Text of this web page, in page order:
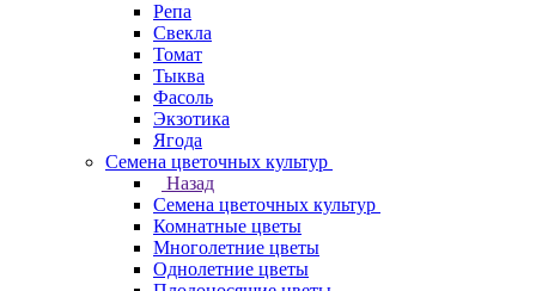
Репа
Свекла
Томат
Тыква
Фасоль
Экзотика
Ягода
Семена цветочных культур
Назад
Семена цветочных культур
Комнатные цветы
Многолетние цветы
Однолетние цветы